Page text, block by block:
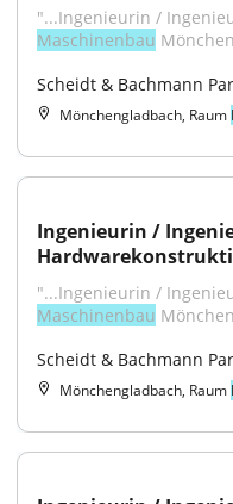
Maschinenbau
Scheidt & Bachmann
Mönchengladbach, Raum
Ingenieurin /
Maschinenbau
Scheidt & Bachmann
Mönchengladbach, Raum